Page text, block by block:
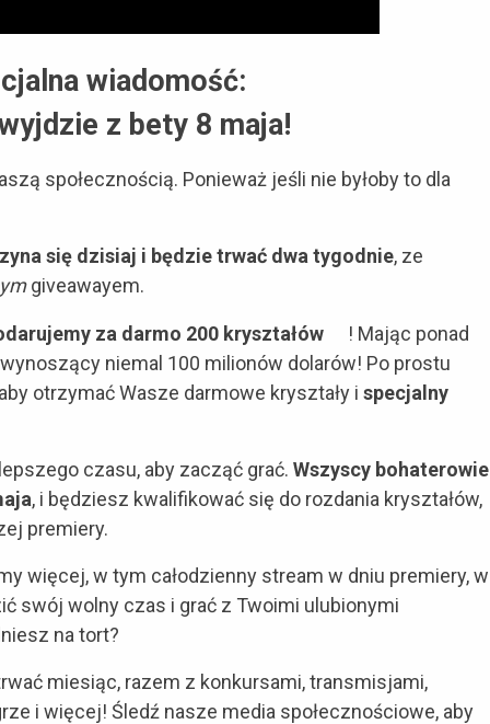
wiadomość:
z bety 8 maja!
społecznością. Ponieważ jeśli nie byłoby to dla
się dzisiaj i będzie trwać dwa tygodnie, ze
giveawayem.
za darmo 200 kryształów
! Mając ponad
niemal 100 milionów dolarów! Po prostu
otrzymać Wasze darmowe kryształy i specjalny
czasu, aby zacząć grać. Wszyscy bohaterowie
, i będziesz kwalifikować się do rozdania kryształów,
premiery.
więcej, w tym całodzienny stream w dniu premiery, w
swój wolny czas i grać z Twoimi ulubionymi
na tort?
miesiąc, razem z konkursami, transmisjami,
i więcej! Śledź nasze media społecznościowe, aby